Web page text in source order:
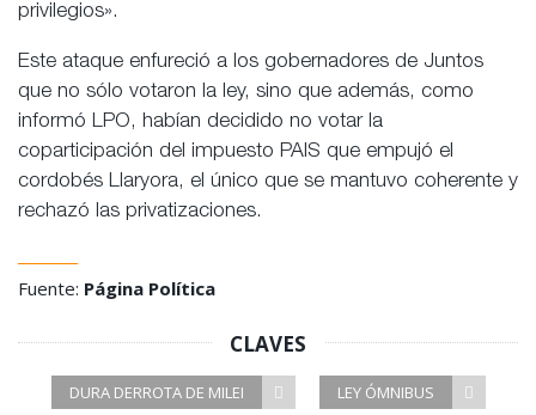
privilegios».
Este ataque enfureció a los gobernadores de Juntos
que no sólo votaron la ley, sino que además, como
informó LPO, habían decidido no votar la
coparticipación del impuesto PAIS que empujó el
cordobés Llaryora, el único que se mantuvo coherente y
rechazó las privatizaciones.
Fuente: Página Política
CLAVES
DURA DERROTA DE MILEI LEY ÓMNIBUS